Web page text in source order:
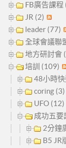
FB廣告課程
JR (2)
leader (77)
全球會議聯
地方研討會
培訓 (109)
48小時
coring (3)
UFO (12)
成功五要
2分鐘
B5 JR